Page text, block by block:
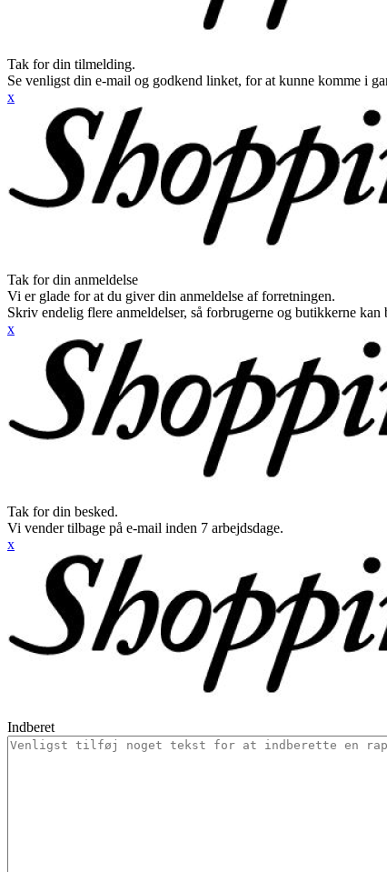
Tak for din tilmelding.
Se venligst din e-mail og godkend linket, for at kunne komme i
x
Tak for din anmeldelse
Vi er glade for at du giver din anmeldelse af forretningen.
Skriv endelig flere anmeldelser, så forbrugerne og butikkerne kan
x
Tak for din besked.
Vi vender tilbage på e-mail inden 7 arbejdsdage.
x
Indberet